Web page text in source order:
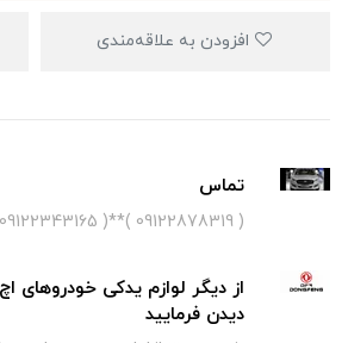
تماس
( 09122878319 )**( 09122343165 )
از دیگر لوازم یدکی
دیدن فرمایید